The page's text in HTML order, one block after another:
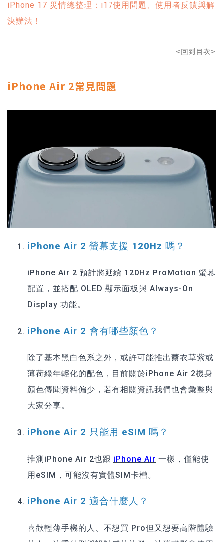
iPhone 17 災情總整理：i17使用問題、使用者反饋與解
決辦法！
<回到目次>
iPhone Air 2常見問題
iPhone Air 2 螢幕支援 120Hz 嗎？
iPhone Air 2 預計將延續 120Hz ProMotion 螢幕
配置，並搭配 OLED 顯示面板與 Always-On
Display 功能。
iPhone Air 2 會有哪些顏色？
除了基本黑白色系之外，或許可能推出薰衣草紫或
薄荷綠年輕化的配色，目前關於iPhone Air 2機身
顏色傳聞資料偏少，若有相關資訊我們也會彙整與
大家分享。
iPhone Air 2 只能用 eSIM 嗎？
推測iPhone Air 2也跟 iPhone Air 一樣，僅能使
用eSIM，可能沒有實體SIM卡槽。
iPhone Air 2 適合什麼人？
喜歡輕薄手機的人、不想買 Pro但又想要高階體驗